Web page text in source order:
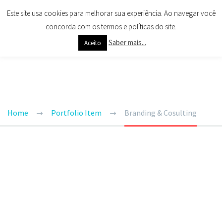
BRANDING & CONSULTING
Home Portfolio Item Branding & Cosulting
Este site usa cookies para melhorar sua experiência. Ao navegar você
concorda com os termos e políticas do site.
Aceito Saber mais...